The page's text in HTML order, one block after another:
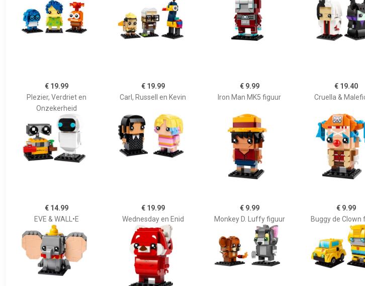
€ 19.99
Plezier, Verdriet en
Onzekerheid
€ 19.99
Carl, Russell en Kevin
€ 9.99
Iron Man MK5 figuur
€ 19.40
Cruella &
€ 14.99
EVE & WALL•E
€ 19.99
Wednesday en Enid
€ 9.99
Monkey D. Luffy figuur
€ 9.99
Buggy de Clown